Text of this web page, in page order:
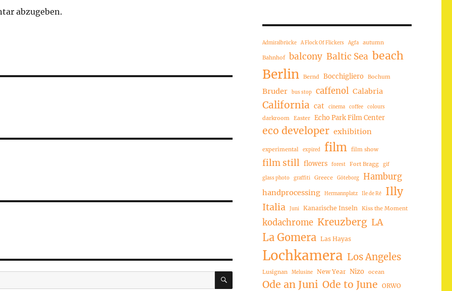
abzugeben.
SUCHEN
Admiralbrücke A Flock Of Flickers Agfa autumn
Bahnhof balcony Baltic Sea beach
Berlin Bernd Bocchigliero Bochum
Bruder bus stop caffenol Calabria
California cat cinema coffee colours
darkroom Easter Echo Park Film Center
eco developer exhibition
experimental expired film film show
film still flowers forest Fort Bragg gif
glass photo graffiti Greece Göteborg Hamburg
handprocessing Hermannplatz Ile de Ré Illy
Italia Juni Kanarische Inseln Kiss the Moment
kodachrome Kreuzberg LA
La Gomera Las Hayas
Lochkamera Los Angeles
Lusignan Melusine New Year Nizo ocean
Ode an Juni Ode to June ORWO